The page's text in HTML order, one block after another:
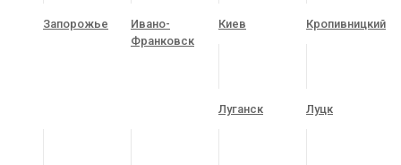
Запорожье
Ивано-
Франковск
Киев Кропивницкий
Луганск Луцк